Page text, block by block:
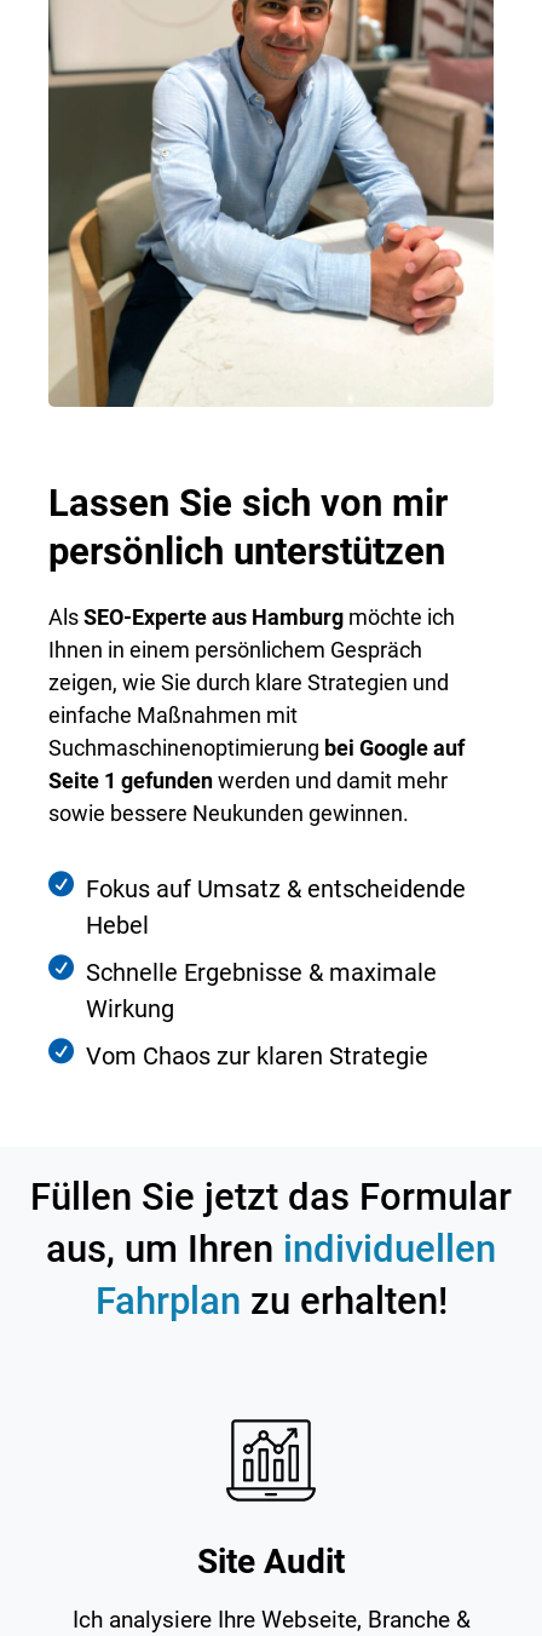
Lassen Sie sich von mir
persönlich unterstützen
AlsSEO-Experte aus Hamburg möchte ich
Ihnen in einem persönlichem Gespräch
zeigen, wie Sie durch klare Strategien und
einfache Maßnahmen mit
Suchmaschinenoptimierung bei Google auf
Seite 1 gefundenwerden und damit mehr
sowie bessere Neukunden gewinnen.
Fokus auf Umsatz & entscheidende
Hebel
Schnelle Ergebnisse & maximale
Wirkung
Vom Chaos zur klaren Strategie
Füllen Sie jetzt das Formular
aus, um Ihren individuellen
Fahrplan zu erhalten!
Site Audit
Ich analysiere Ihre Webseite, Branche &